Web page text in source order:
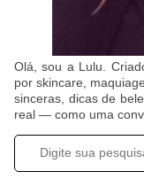
Olá, sou a Lulu.
por skincare,
sinceras, dicas de
real — como uma